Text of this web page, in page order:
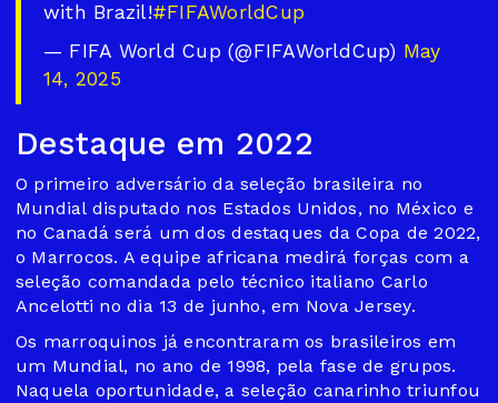
with Brazil!#FIFAWorldCup
— FIFA World Cup (@FIFAWorldCup) May
14, 2025
Destaque em 2022
O primeiro adversário da seleção brasileira no
Mundial disputado nos Estados Unidos, no México e
no Canadá será um dos destaques da Copa de 2022,
o Marrocos. A equipe africana medirá forças com a
seleção comandada pelo técnico italiano Carlo
Ancelotti no dia 13 de junho, em Nova Jersey.
Os marroquinos já encontraram os brasileiros em
um Mundial, no ano de 1998, pela fase de grupos.
Naquela oportunidade, a seleção canarinho triunfou